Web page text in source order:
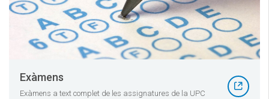
Exàmens
Exàmens a text complet de les assignatures de la UPC